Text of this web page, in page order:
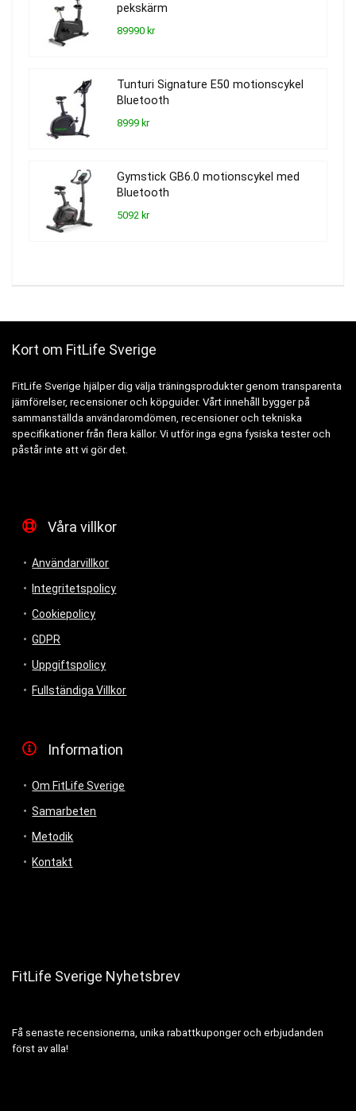
pekskärm
89990 kr
Tunturi Signature E50 motionscykel
Bluetooth
8999 kr
Gymstick GB6.0 motionscykel med
Bluetooth
5092 kr
Kort om FitLife Sverige
FitLife Sverige hjälper dig välja träningsprodukter genom transparenta
jämförelser, recensioner och köpguider. Vårt innehåll bygger på
sammanställda användaromdömen, recensioner och tekniska
specifikationer från flera källor. Vi utför inga egna fysiska tester och
påstår inte att vi gör det.
Våra villkor
Användarvillkor
Integritetspolicy
Cookiepolicy
GDPR
Uppgiftspolicy
Fullständiga Villkor
Information
Om FitLife Sverige
Samarbeten
Metodik
Kontakt
FitLife Sverige Nyhetsbrev
Få senaste recensionerna, unika rabattkuponger och erbjudanden
först av alla!